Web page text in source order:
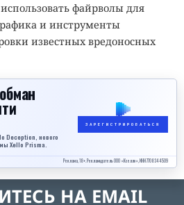
файрволы для
и инструменты
известных вредоносных
Deception, нового
Xello Prisma.
ЗАРЕГИСТРИРОВАТЬСЯ
Реклама, 18+. Рекламодатель ООО «Кселло», ИНН 7708344509
НА EMAIL